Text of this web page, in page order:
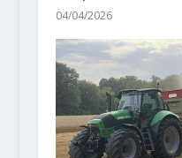
04/04/2026